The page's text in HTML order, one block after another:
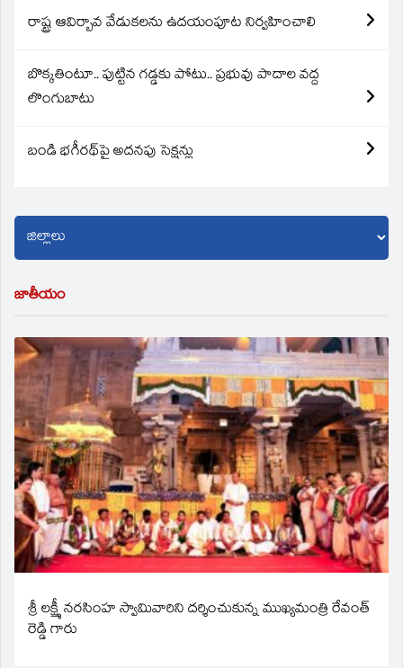
రాష్ట్ర ఆవిర్బావ వేడుకలను ఉదయంపూట నిర్వహించాలి
బొక్కతింటూ.. పుట్టిన గడ్డకు పోటు.. ప్రభువు పాదాల వద్ద
లొంగుబాటు
బండి భగీరథ్‌పై అదనపు సెక్షన్లు
జాతీయం
శ్రీ లక్ష్మీ నరసింహ స్వామివారిని దర్శించుకున్న ముఖ్యమంత్రి రేవంత్
రెడ్డి గారు